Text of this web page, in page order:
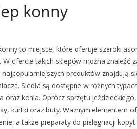
konny
to miejsce, które oferuje szeroki
W ofercie takich sklepów można znaleźć
najpopularniejszych produktów znajdują
Siodła są dostępne w różnych
oraz konia. Oprócz sprzętu
kurtki oraz buty. Ważnym elementem
a także preparaty do pielęgnacji